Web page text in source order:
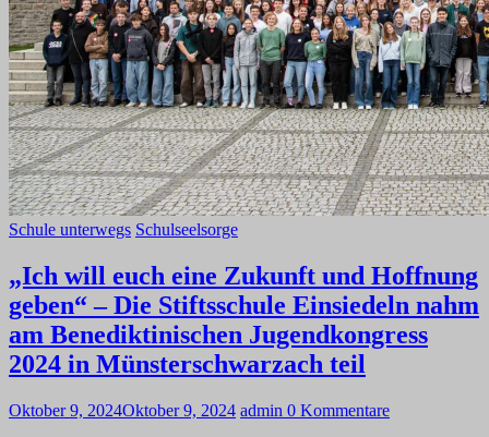
Schule unterwegs Schulseelsorge
„Ich will euch eine Zukunft und Hoffnung
geben“ – Die Stiftsschule Einsiedeln nahm
am Benediktinischen Jugendkongress
2024 in Münsterschwarzach teil
Oktober 9, 2024Oktober 9, 2024 admin 0 Kommentare